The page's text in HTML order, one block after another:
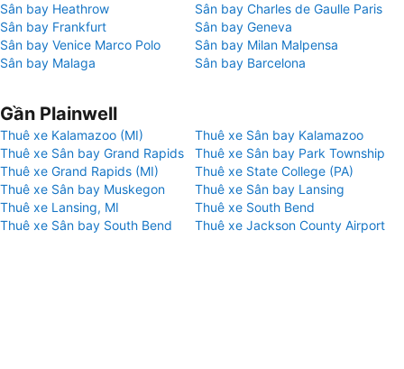
Sân bay Heathrow
Sân bay Charles de Gaulle Paris
Sân bay Frankfurt
Sân bay Geneva
Sân bay Venice Marco Polo
Sân bay Milan Malpensa
Sân bay Malaga
Sân bay Barcelona
Gần Plainwell
Thuê xe Kalamazoo (MI)
Thuê xe Sân bay Kalamazoo
Thuê xe Sân bay Grand Rapids
Thuê xe Sân bay Park Township
Thuê xe Grand Rapids (MI)
Thuê xe State College (PA)
Thuê xe Sân bay Muskegon
Thuê xe Sân bay Lansing
Thuê xe Lansing, MI
Thuê xe South Bend
Thuê xe Sân bay South Bend
Thuê xe Jackson County Airport